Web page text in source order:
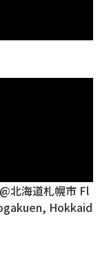
北海道札幌市 Fl
Hokkaid